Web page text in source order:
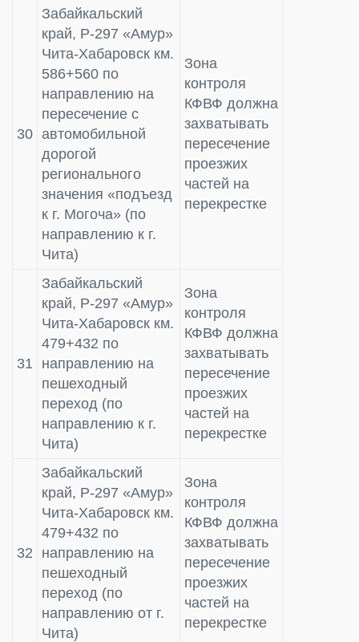
30
Забайкальский
край, Р-297 «Амур»
Чита-Хабаровск км.
586+560 по
направлению на
пересечение с
автомобильной
дорогой
регионального
значения «подъезд
к г. Могоча» (по
направлению к г.
Чита)
Зона
контроля
КФВФ должна
захватывать
пересечение
проезжих
частей на
перекрестке
31
Забайкальский
край, Р-297 «Амур»
Чита-Хабаровск км.
479+432 по
направлению на
пешеходный
переход (по
направлению к г.
Чита)
Зона
контроля
КФВФ должна
захватывать
пересечение
проезжих
частей на
перекрестке
32
Забайкальский
край, Р-297 «Амур»
Чита-Хабаровск км.
479+432 по
направлению на
пешеходный
переход (по
направлению от г.
Чита)
Зона
контроля
КФВФ должна
захватывать
пересечение
проезжих
частей на
перекрестке